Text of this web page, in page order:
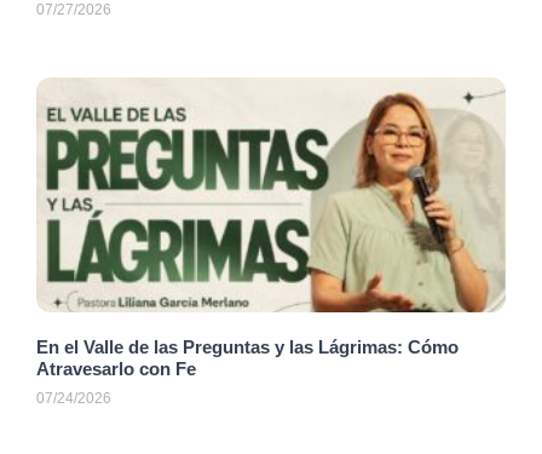
07/27/2026
En el Valle de las Preguntas y las Lágrimas: Cómo
Atravesarlo con Fe
07/24/2026